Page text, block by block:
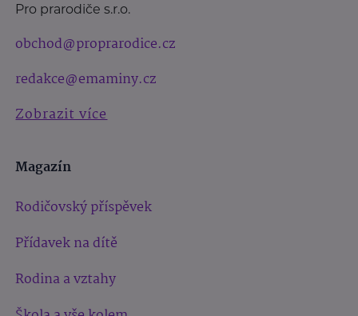
Pro prarodiče s.r.o.
obchod@proprarodice.cz
redakce@emaminy.cz
Zobrazit více
Magazín
Rodičovský příspěvek
Přídavek na dítě
Rodina a vztahy